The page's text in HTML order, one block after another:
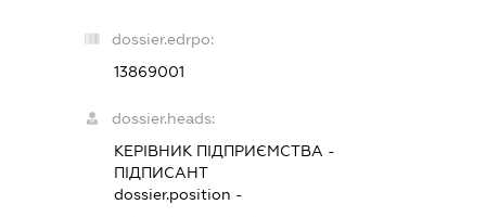
dossier.edrpo:
13869001
dossier.heads:
КЕРІВНИК ПІДПРИЄМСТВА -
ПІДПИСАНТ
dossier.position -